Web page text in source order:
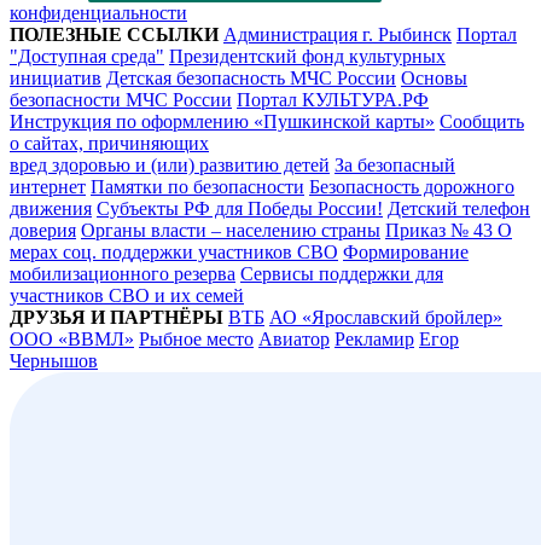
конфиденциальности
ПОЛЕЗНЫЕ ССЫЛКИ Администрация г. Рыбинск Портал
"Доступная среда" Президентский фонд культурных
инициатив Детская безопасность МЧС России Основы
безопасности МЧС России Портал КУЛЬТУРА.РФ
Инструкция по оформлению «Пушкинской карты» Сообщить
о сайтах, причиняющих
вред здоровью и (или) развитию детей За безопасный
интернет Памятки по безопасности Безопасность дорожного
движения Субъекты РФ для Победы России! Детский телефон
доверия Органы власти – населению страны Приказ № 43 О
мерах соц. поддержки участников СВО Формирование
мобилизационного резерва Сервисы поддержки для
участников СВО и их семей
ДРУЗЬЯ И ПАРТНЁРЫ ВТБ АО «Ярославский бройлер»
ООО «ВВМЛ» Рыбное место Авиатор Рекламир Егор
Чернышов